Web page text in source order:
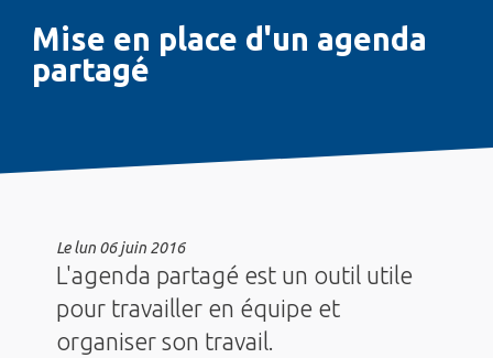
Mise en place d'un agenda
partagé
Lelun 06 juin 2016
L'agenda partagé est un outil utile
pour travailler en équipe et
organiser son travail.